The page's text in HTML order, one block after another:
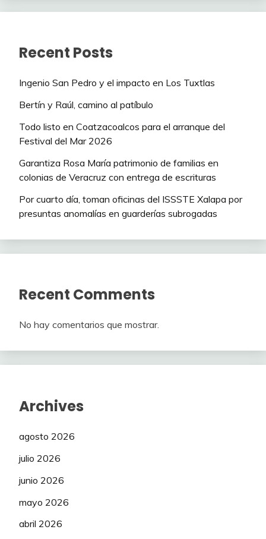
Recent Posts
Ingenio San Pedro y el impacto en Los Tuxtlas
Bertín y Raúl, camino al patíbulo
Todo listo en Coatzacoalcos para el arranque del
Festival del Mar 2026
Garantiza Rosa María patrimonio de familias en
colonias de Veracruz con entrega de escrituras
Por cuarto día, toman oficinas del ISSSTE Xalapa por
presuntas anomalías en guarderías subrogadas
Recent Comments
No hay comentarios que mostrar.
Archives
agosto 2026
julio 2026
junio 2026
mayo 2026
abril 2026